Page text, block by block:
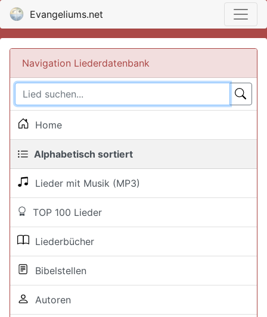
Evangeliums.net
Navigation Liederdatenbank
Home
Alphabetisch sortiert
Lieder mit Musik (MP3)
TOP 100 Lieder
Liederbücher
Bibelstellen
Autoren